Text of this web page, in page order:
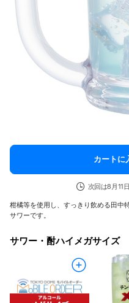
カートに
次回は8月11
柑橘等を使用し、すっきり飲める田中
サワーです。
サワー・酎ハイメガサイズ